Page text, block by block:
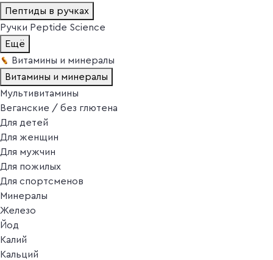
Пептиды в ручках
Ручки Peptide Science
Ещё
Витамины и минералы
Витамины и минералы
Мультивитамины
Веганские / без глютена
Для детей
Для женщин
Для мужчин
Для пожилых
Для спортсменов
Минералы
Железо
Йод
Калий
Кальций